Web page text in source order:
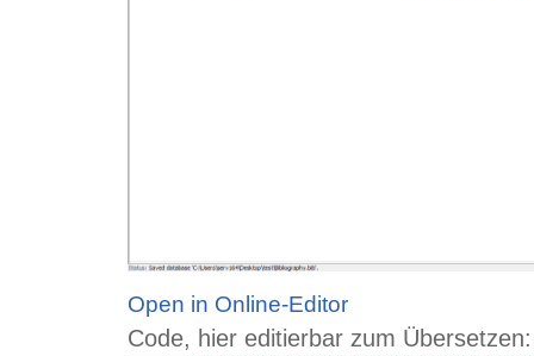
Open in Online-Editor
Code, hier editierbar zum Übersetzen: